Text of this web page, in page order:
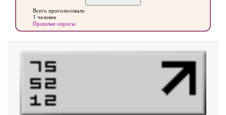
Всего проголосовало
1 человек
Прошлые опросы